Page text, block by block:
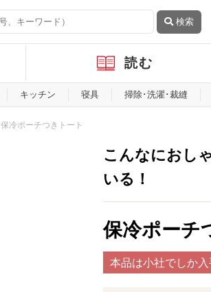
検索
読む
キッチン 寝具 掃除･洗濯･裁縫
保冷ポーチつきトート
こんなにおし
いる！
保冷ポーチ
本品は小社でしか